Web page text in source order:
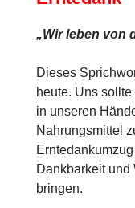
„Wir leben von
Dieses
heute. Uns
in unseren
Nahrungsmittel
Dankbarkeit und
bringen.